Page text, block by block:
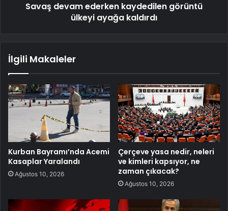
Savaş devam ederken kaydedilen görüntü
ülkeyi ayağa kaldırdı
İlgili Makaleler
Kurban Bayramı’nda Acemi
Kasaplar Yaralandı
Ağustos 10, 2026
Çerçeve yasa nedir, neleri
ve kimleri kapsıyor, ne
zaman çıkacak?
Ağustos 10, 2026